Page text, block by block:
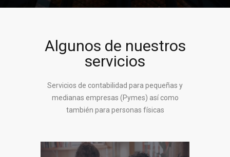
Algunos de nuestros
servicios
Servicios de contabilidad para pequeñas y
medianas empresas (Pymes) así como
también para personas físicas